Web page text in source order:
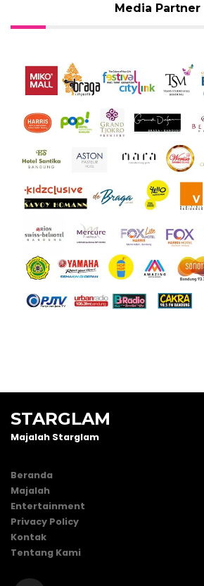
Media Partner
STARGLAM
Majalah Starglam
Beranda
Majalah
Entertainment
Privacy Policy
Kontak
Tentang Kami